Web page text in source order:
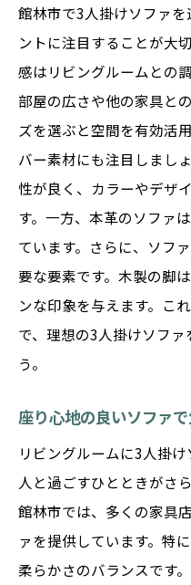
館林市で3人掛けソファ
ントに注目することが大
感はリビングルームとの
部屋の広さや他の家具と
ズを選ぶと空間を有効活
バー素材にも注目しまし
性が良く、カラーやデザ
す。一方、本革のソファ
ています。さらに、ソフ
要な要素です。木製の脚
ンな印象を与えます。こ
で、理想の3人掛けソフ
う。
座り心地の良いソファ
リビングルームに3人掛
人と過ごすひとときがさ
館林市では、多くの家具
ァを提供しています。特
柔らかさのバランスです